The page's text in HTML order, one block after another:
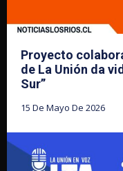
Proyecto
de La Unión da
Sur”
15 De Mayo De 2026